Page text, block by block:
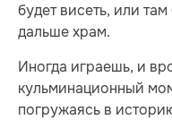
будет висеть, или
дальше храм.
Иногда играешь, и
кульминационный
погружаясь в